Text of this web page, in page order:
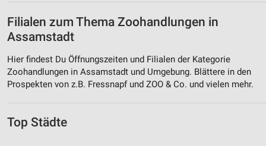
Filialen zum Thema Zoohandlungen in
Assamstadt
Hier findest Du Öffnungszeiten und Filialen der Kategorie
Zoohandlungen in Assamstadt und Umgebung. Blättere in den
Prospekten von z.B. Fressnapf und ZOO & Co. und vielen mehr.
Top Städte